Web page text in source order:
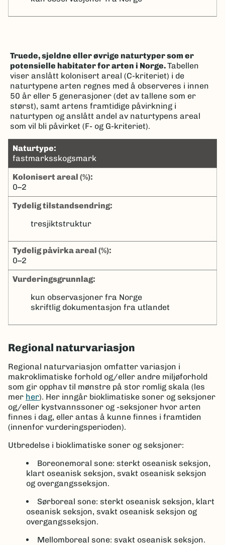
Truede, sjeldne eller øvrige naturtyper som er
potensielle habitater for arten i Norge.Tabellen
viser anslått kolonisert areal (C-kriteriet) i de
naturtypene arten regnes med å observeres i innen
50 år eller 5 generasjoner (det av tallene som er
størst), samt artens framtidige påvirkning i
naturtypen og anslått andel av naturtypens areal
som vil bli påvirket (F- og G-kriteriet).
naturtype:
fastmarksskogsmark
kolonisert areal (%):
0–2
tydelig tilstandsendring:
tresjiktstruktur
tydelig påvirka areal (%):
0–2
Vurderingsgrunnlag:
kun observasjoner fra Norge
skriftlig dokumentasjon fra utlandet
Regional naturvariasjon
Regional naturvariasjon omfatter variasjon i
makroklimatiske forhold og/eller andre miljøforhold
som gir opphav til mønstre på stor romlig skala (les
mer her). Her inngår bioklimatiske soner og seksjoner
og/eller kystvannssoner og -seksjoner hvor arten
finnes i dag, eller antas å kunne finnes i framtiden
(innenfor vurderingsperioden).
Utbredelse i bioklimatiske soner og seksjoner:
Boreonemoral sone: sterkt oseanisk seksjon,
klart oseanisk seksjon, svakt oseanisk seksjon
og overgangsseksjon.
Sørboreal sone: sterkt oseanisk seksjon, klart
oseanisk seksjon, svakt oseanisk seksjon og
overgangsseksjon.
Mellomboreal sone: svakt oseanisk seksjon.